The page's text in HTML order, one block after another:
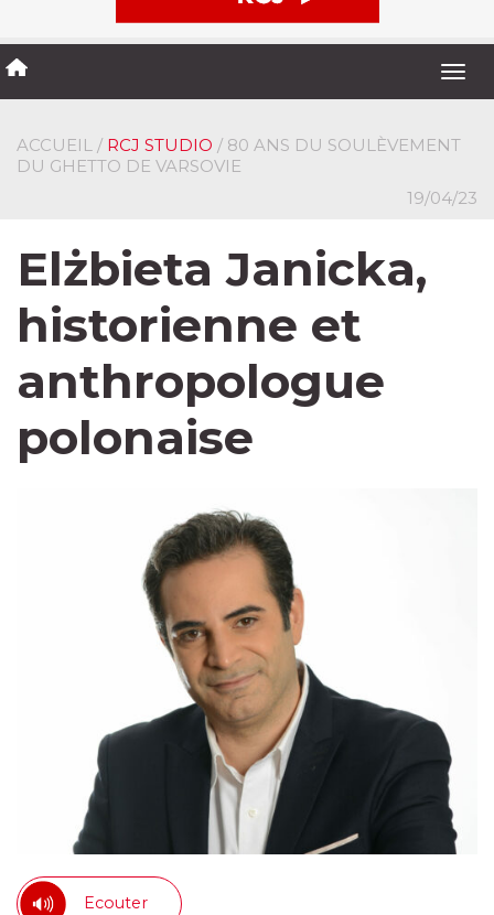
ACCUEIL / RCJ STUDIO / 80 ANS DU SOULÈVEMENT
DU GHETTO DE VARSOVIE
19/04/23
Elżbieta Janicka,
historienne et
anthropologue
polonaise
Ecouter